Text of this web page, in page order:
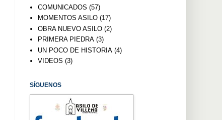
COMUNICADOS (57)
MOMENTOS ASILO (17)
OBRA NUEVO ASILO (2)
PRIMERA PIEDRA (3)
UN POCO DE HISTORIA (4)
VIDEOS (3)
SÍGUENOS